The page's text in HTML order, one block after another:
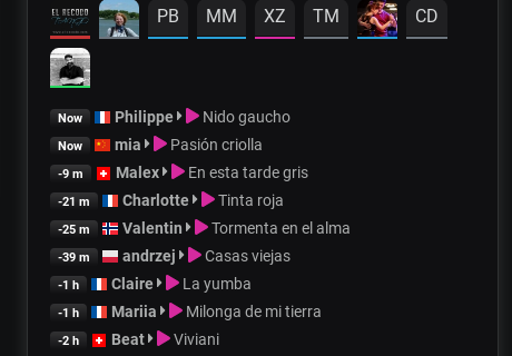
PB MM XZ TM CD
Now Philippe Nido gaucho
Now mia Pasión criolla
-9 m Malex En esta tarde gris
-21 m Charlotte Tinta roja
-25 m Valentin Tormenta en el alma
-39 m andrzej Casas viejas
-1 h Claire La yumba
-1 h Mariia Milonga de mi tierra
-2 h Beat Viviani